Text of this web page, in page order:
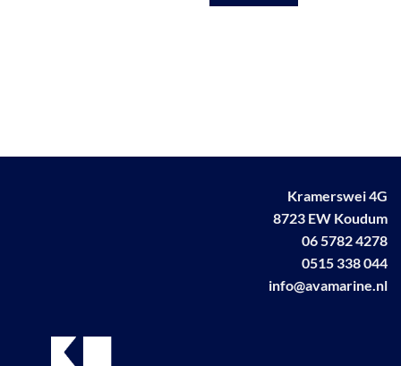
Kramerswei 4G
8723 EW Koudum
06 5782 4278
0515 338 044
info@avamarine.nl